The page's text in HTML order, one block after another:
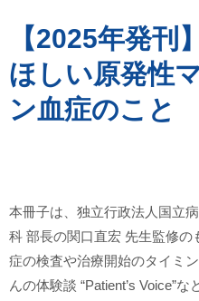
【2025年発刊
ほしい原発性
ン血症のこと
本冊子は、独立行政法人国立
科 部長の関口直宏 先生監修の
症の検査や治療開始のタイミ
んの体験談 “Patient’s Voice”